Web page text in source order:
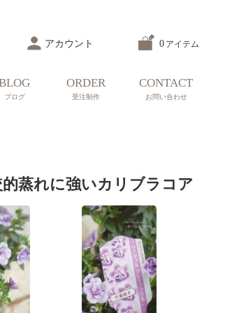
アカウント 0 アイテム
ブログ
ORDER
受注制作
CONTACT
お問い合わせ
蒸れに強いカリブラコア